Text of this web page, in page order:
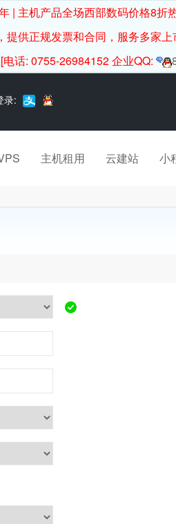
| 主机产品全场西部数码价格8折
供正规发票和合同，服务多家
话: 0755-26984152 企业QQ:
录:
主机租用 云建站 小